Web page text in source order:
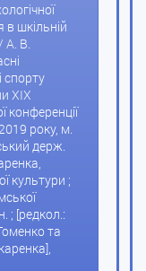
в шкільній
А. В.
спорту
XIX
конференції
року, м.
держ.
культури ;
; [редкол.:
та